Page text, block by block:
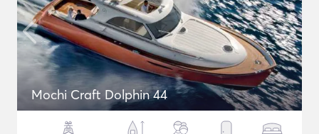
Mochi Craft Dolphin 44